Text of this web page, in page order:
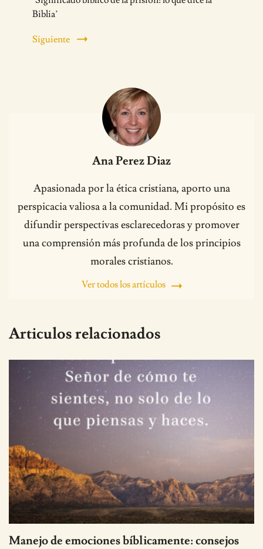
Biblia’
Siguiente
Ana Perez Diaz
Apasionada por la ética cristiana, aporto una
perspicacia valiosa a la comunidad. Mi propósito es
difundir perspectivas esclarecedoras y promover
una comprensión más profunda de los principios
morales cristianos.
Ver todos los artículos
Articulos relacionados
Manejo de emociones bíblicamente: consejos